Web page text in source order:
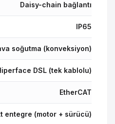
Daisy-chain bağlantı
IP65
soğutma (konveksiyon)
DSL (tek kablolu)
EtherCAT
entegre (motor + sürücü)